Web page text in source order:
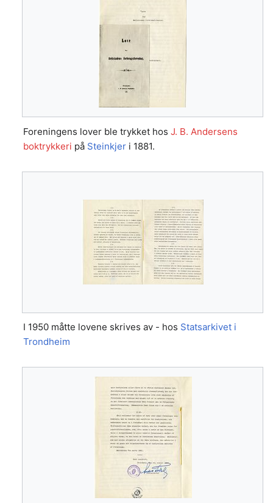
Foreningens lover ble trykket hos J. B. Andersens
boktrykkeri på Steinkjer i 1881.
I 1950 måtte lovene skrives av - hos Statsarkivet i
Trondheim